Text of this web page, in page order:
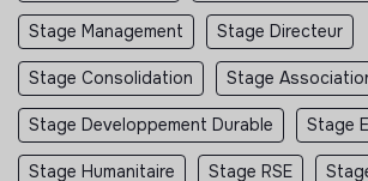
Stage Management Stage Directeur
Stage Consolidation Stage
Stage Developpement Durable Stage
Stage Humanitaire Stage RSE